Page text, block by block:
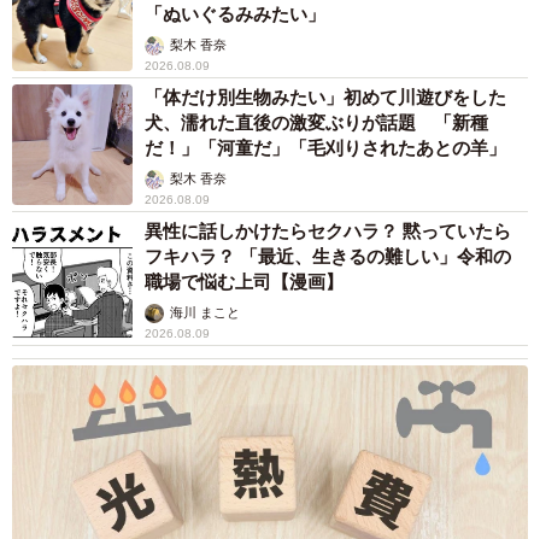
「ぬいぐるみみたい」
梨木 香奈
2026.08.09
「体だけ別生物みたい」初めて川遊びをした
犬、濡れた直後の激変ぶりが話題 「新種
だ！」「河童だ」「毛刈りされたあとの羊」
梨木 香奈
2026.08.09
異性に話しかけたらセクハラ？ 黙っていたら
フキハラ？ 「最近、生きるの難しい」令和の
職場で悩む上司【漫画】
海川 まこと
2026.08.09